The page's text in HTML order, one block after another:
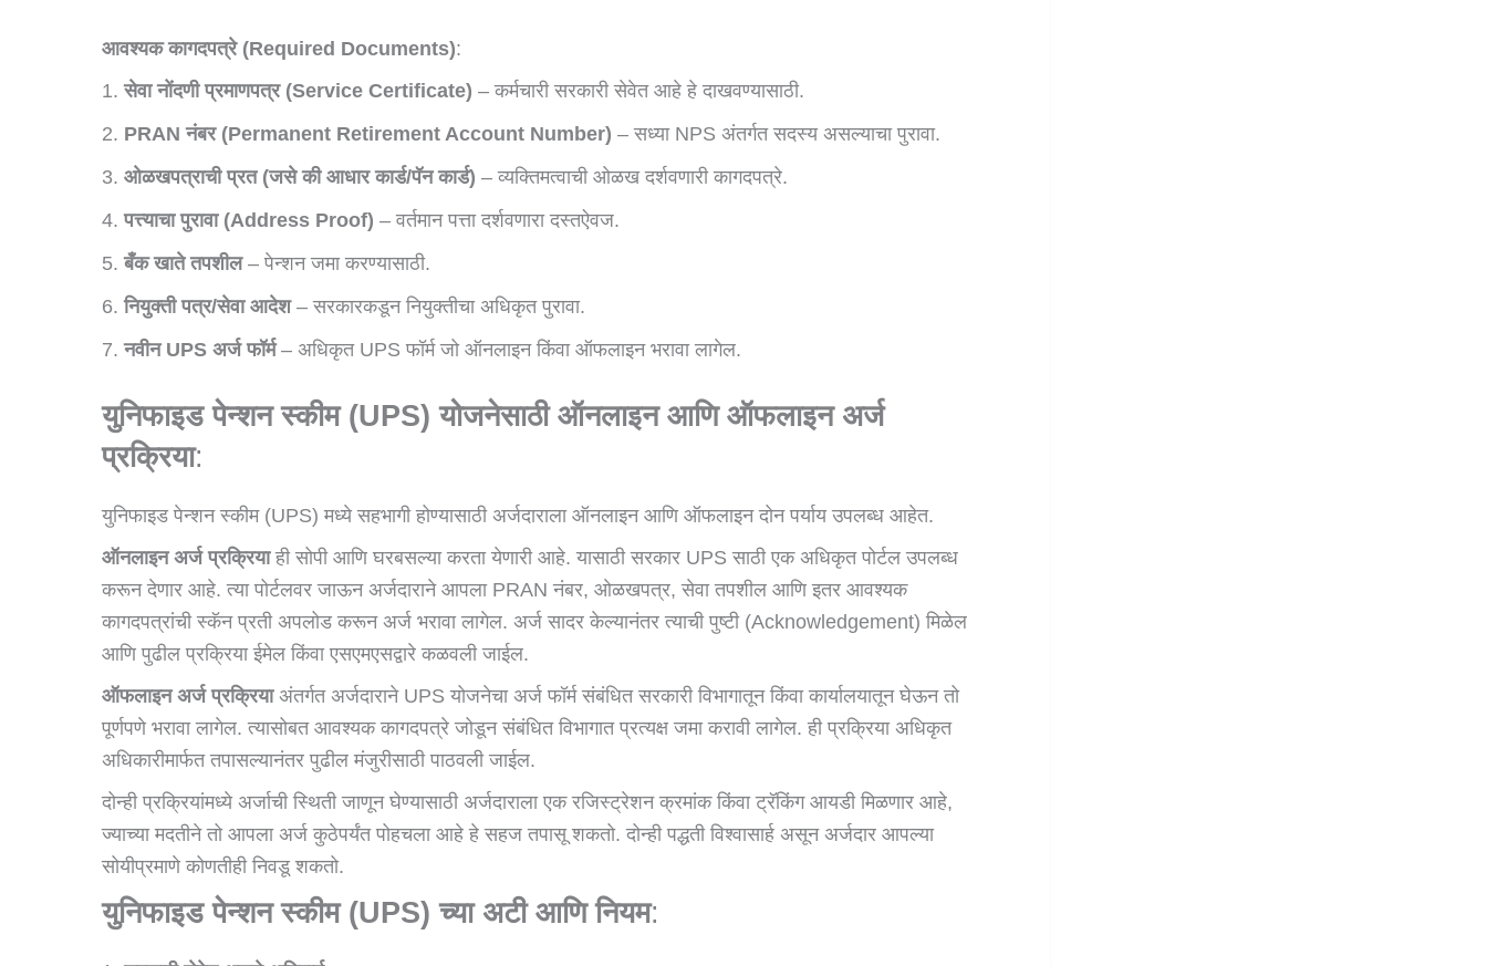
आवश्यक कागदपत्रे (Required Documents):
सेवा नोंदणी प्रमाणपत्र (Service Certificate) – कर्मचारी सरकारी सेवेत आहे हे दाखवण्यासाठी.
PRAN नंबर (Permanent Retirement Account Number) – सध्या NPS अंतर्गत सदस्य असल्याचा पुरावा.
ओळखपत्राची प्रत (जसे की आधार कार्ड/पॅन कार्ड) – व्यक्तिमत्वाची ओळख दर्शवणारी कागदपत्रे.
पत्त्याचा पुरावा (Address Proof) – वर्तमान पत्ता दर्शवणारा दस्तऐवज.
बँक खाते तपशील– पेन्शन जमा करण्यासाठी.
नियुक्ती पत्र/सेवा आदेश– सरकारकडून नियुक्तीचा अधिकृत पुरावा.
नवीन UPS अर्ज फॉर्म– अधिकृत UPS फॉर्म जो ऑनलाइन किंवा ऑफलाइन भरावा लागेल.
युनिफाइड पेन्शन स्कीम (UPS) योजनेसाठी ऑनलाइन आणि ऑफलाइन अर्ज
प्रक्रिया:
युनिफाइड पेन्शन स्कीम (UPS) मध्ये सहभागी होण्यासाठी अर्जदाराला ऑनलाइन आणि ऑफलाइन दोन पर्याय उपलब्ध आहेत.
ऑनलाइन अर्ज प्रक्रियाही सोपी आणि घरबसल्या करता येणारी आहे. यासाठी सरकार UPS साठी एक अधिकृत पोर्टल उपलब्ध
करून देणार आहे. त्या पोर्टलवर जाऊन अर्जदाराने आपला PRAN नंबर, ओळखपत्र, सेवा तपशील आणि इतर आवश्यक
कागदपत्रांची स्कॅन प्रती अपलोड करून अर्ज भरावा लागेल. अर्ज सादर केल्यानंतर त्याची पुष्टी (acknowledgement) मिळेल
आणि पुढील प्रक्रिया ईमेल किंवा एसएमएसद्वारे कळवली जाईल.
ऑफलाइन अर्ज प्रक्रियाअंतर्गत अर्जदाराने UPS योजनेचा अर्ज फॉर्म संबंधित सरकारी विभागातून किंवा कार्यालयातून घेऊन तो
पूर्णपणे भरावा लागेल. त्यासोबत आवश्यक कागदपत्रे जोडून संबंधित विभागात प्रत्यक्ष जमा करावी लागेल. ही प्रक्रिया अधिकृत
अधिकारीमार्फत तपासल्यानंतर पुढील मंजुरीसाठी पाठवली जाईल.
दोन्ही प्रक्रियांमध्ये अर्जाची स्थिती जाणून घेण्यासाठी अर्जदाराला एक रजिस्ट्रेशन क्रमांक किंवा ट्रॅकिंग आयडी मिळणार आहे,
ज्याच्या मदतीने तो आपला अर्ज कुठेपर्यंत पोहचला आहे हे सहज तपासू शकतो. दोन्ही पद्धती विश्वासार्ह असून अर्जदार आपल्या
सोयीप्रमाणे कोणतीही निवडू शकतो.
युनिफाइड पेन्शन स्कीम (UPS) च्या अटी आणि नियम: